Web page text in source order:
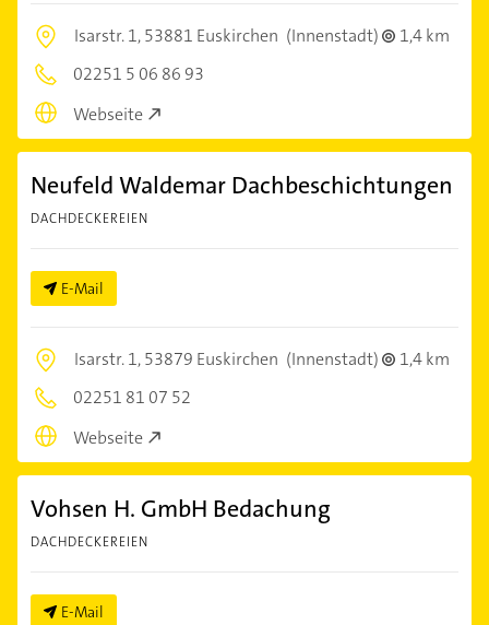
Isarstr. 1,53881 Euskirchen (Innenstadt)
1,4 km
02251 5 06 86 93
Webseite
Neufeld Waldemar Dachbeschichtungen
DACHDECKEREIEN
E-Mail
Isarstr. 1,53879 Euskirchen (Innenstadt)
1,4 km
02251 81 07 52
Webseite
Vohsen H. GmbH Bedachung
DACHDECKEREIEN
E-Mail